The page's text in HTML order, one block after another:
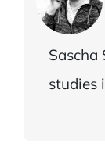
Sascha
studies